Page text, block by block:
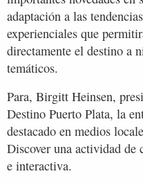
adaptación a las
experienciales que
directamente el destino a
temáticos.
Para, Birgitt Heinsen,
Destino Puerto Plata, la
destacado en medios
Discover una actividad de
e interactiva.